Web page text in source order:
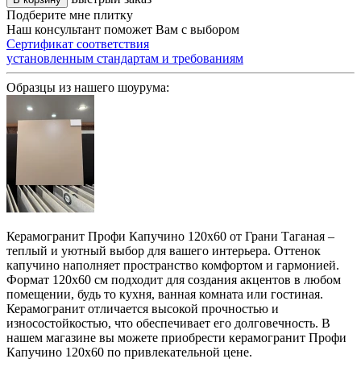
Подберите мне плитку
Наш консультант поможет Вам с выбором
Сертификат соответствия
установленным стандартам и требованиям
Образцы из нашего шоурума:
Керамогранит Профи Капучино 120х60 от Грани Таганая –
теплый и уютный выбор для вашего интерьера. Оттенок
капучино наполняет пространство комфортом и гармонией.
Формат 120х60 см подходит для создания акцентов в любом
помещении, будь то кухня, ванная комната или гостиная.
Керамогранит отличается высокой прочностью и
износостойкостью, что обеспечивает его долговечность. В
нашем магазине вы можете приобрести керамогранит Профи
Капучино 120х60 по привлекательной цене.